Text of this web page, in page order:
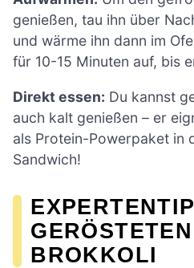
genießen, tau ihn über
und wärme ihn dann im
für 10-15 Minuten auf, bis
Direkt essen: Du kannst
auch kalt genießen – er
als Protein-Powerpaket in
Sandwich!
BROKKOLI